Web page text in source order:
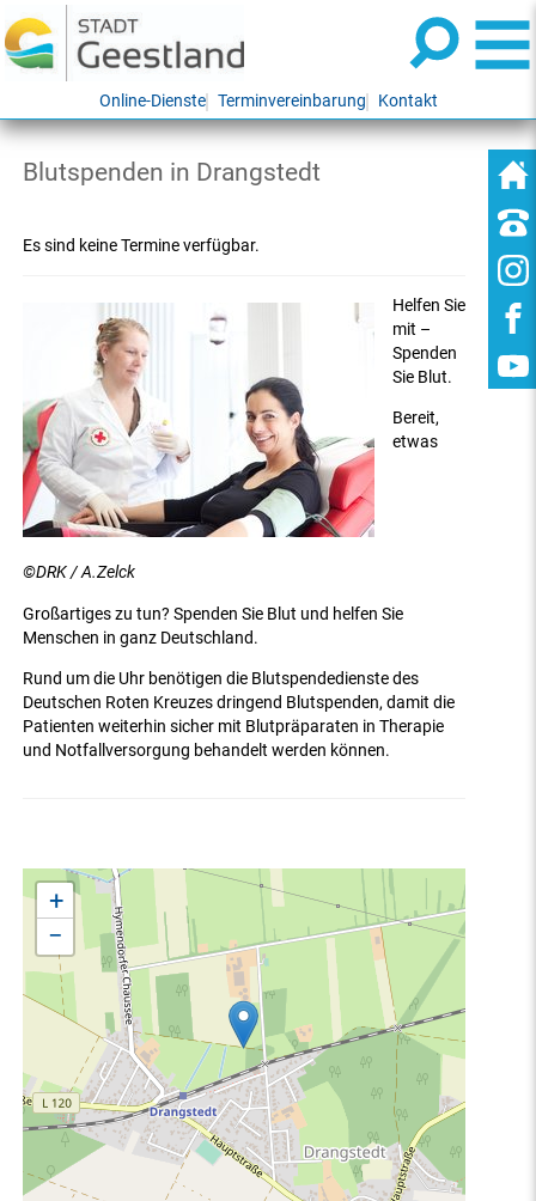
Online-Dienste Terminvereinbarung Kontakt
Blutspenden in Drangstedt
Es sind keine Termine verfügbar.
©DRK / A.Zelck
Helfen Sie
mit –
Spenden
Sie Blut.
Bereit,
etwas
Großartiges zu tun? Spenden Sie Blut und helfen Sie
Menschen in ganz Deutschland.
Rund um die Uhr benötigen die Blutspendedienste des
Deutschen Roten Kreuzes dringend Blutspenden, damit die
Patienten weiterhin sicher mit Blutpräparaten in Therapie
und Notfallversorgung behandelt werden können.
+
−